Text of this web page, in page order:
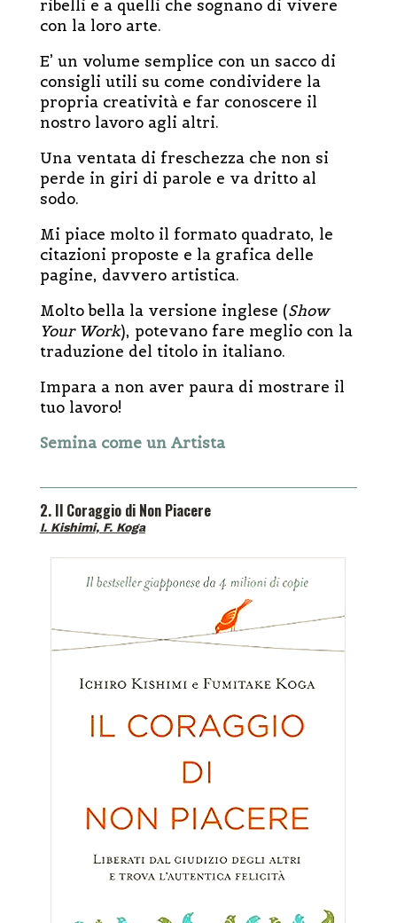
ribelli e a quelli che sognano di vivere
con la loro arte.
E’ un volume semplice con un sacco di
consigli utili su come condividere la
propria creatività e far conoscere il
nostro lavoro agli altri.
Una ventata di freschezza che non si
perde in giri di parole e va dritto al
sodo.
Mi piace molto il formato quadrato, le
citazioni proposte e la grafica delle
pagine, davvero artistica.
Molto bella la versione inglese (Show
Your Work), potevano fare meglio con la
traduzione del titolo in italiano.
Impara a non aver paura di mostrare il
tuo lavoro!
Semina come un Artista
2. Il Coraggio di Non Piacere
I. Kishimi, F. Koga